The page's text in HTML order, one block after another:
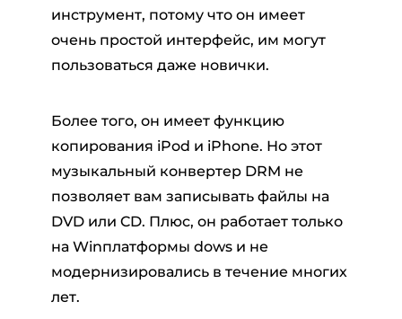
инструмент, потому что он имеет
очень простой интерфейс, им могут
пользоваться даже новички.
Более того, он имеет функцию
копирования iPod и iPhone. Но этот
музыкальный конвертер DRM не
позволяет вам записывать файлы на
DVD или CD. Плюс, он работает только
на Winплатформы dows и не
модернизировались в течение многих
лет.